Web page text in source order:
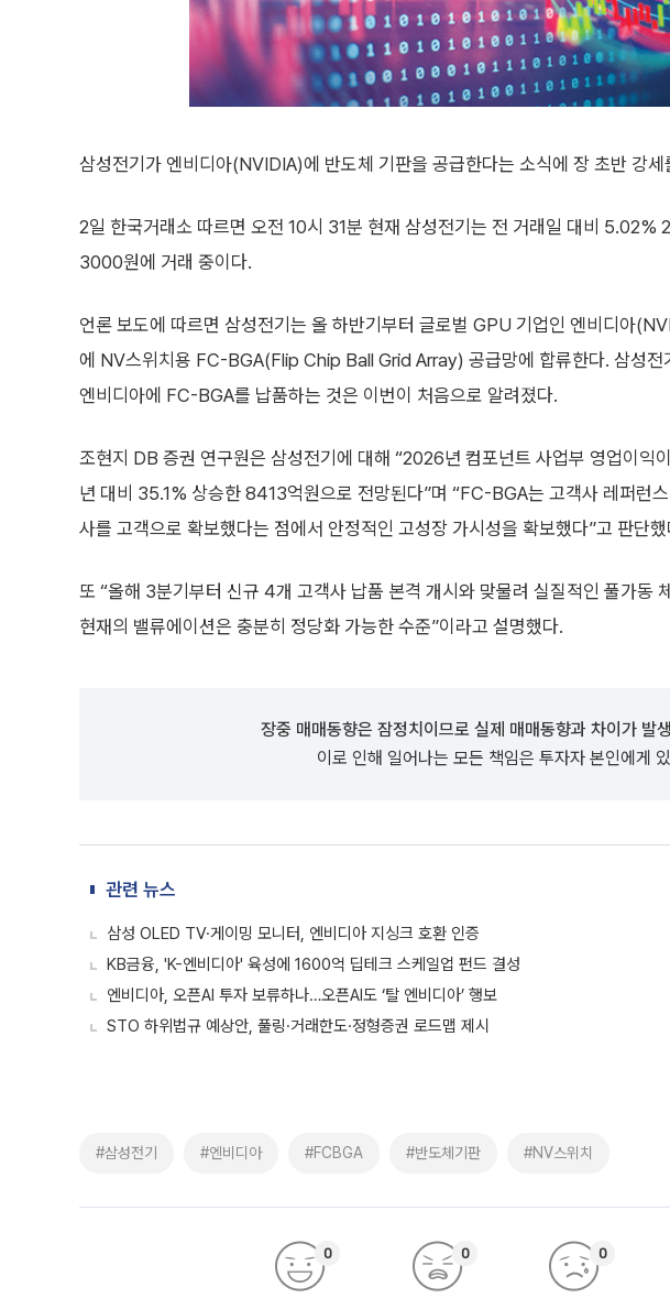
삼성전기가 엔비디아(NVIDIA)에 반도체 기판을 공급한다는 소식에 장 초반 강세
2일 한국거래소 따르면 오전 10시 31분 현재 삼성전기는 전 거래일 대비 5.02%
3000원에 거래 중이다.
언론 보도에 따르면 삼성전기는 올 하반기부터 글로벌 GPU 기업인 엔비디아
에 NV스위치용 FC-BGA(Flip Chip Ball Grid Array) 공급망에 합류한다. 삼성전
엔비디아에 FC-BGA를 납품하는 것은 이번이 처음으로 알려졌다.
조현지 DB 증권 연구원은 삼성전기에 대해 “2026년 컴포넌트 사업부 영업이익
년 대비 35.1% 상승한 8413억원으로 전망된다”며 “FC-BGA는 고객사 레퍼런
사를 고객으로 확보했다는 점에서 안정적인 고성장 가시성을 확보했다”고 판단했
또 “올해 3분기부터 신규 4개 고객사 납품 본격 개시와 맞물려 실질적인 풀가동
현재의 밸류에이션은 충분히 정당화 가능한 수준”이라고 설명했다.
장중 매매동향은 잠정치이므로 실제 매매동향과 차이가 발
이로 인해 일어나는 모든 책임은 투자자 본인에게
관련 뉴스
삼성 OLED TV·게이밍 모니터, 엔비디아 지싱크 호환 인증
KB금융, 'K-엔비디아' 육성에 1600억 딥테크 스케일업 펀드 결성
엔비디아, 오픈AI 투자 보류하나…오픈AI도 ‘탈 엔비디아’ 행보
STO 하위법규 예상안, 풀링·거래한도·정형증권 로드맵 제시
#삼성전기 #엔비디아 #FCBGA #반도체기판 #NV스위치
0 0 0